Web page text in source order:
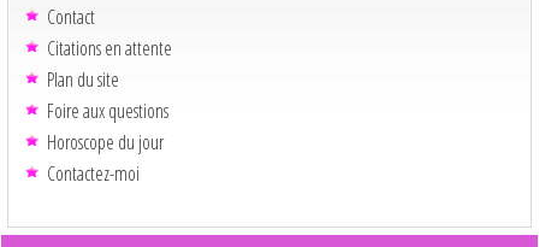
Contact
Citations en attente
Plan du site
Foire aux questions
Horoscope du jour
Contactez-moi